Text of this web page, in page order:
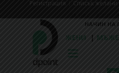
Регистрaция Списък желани
НАЧИН НА
ЖЕНИ | МЪЖЕ